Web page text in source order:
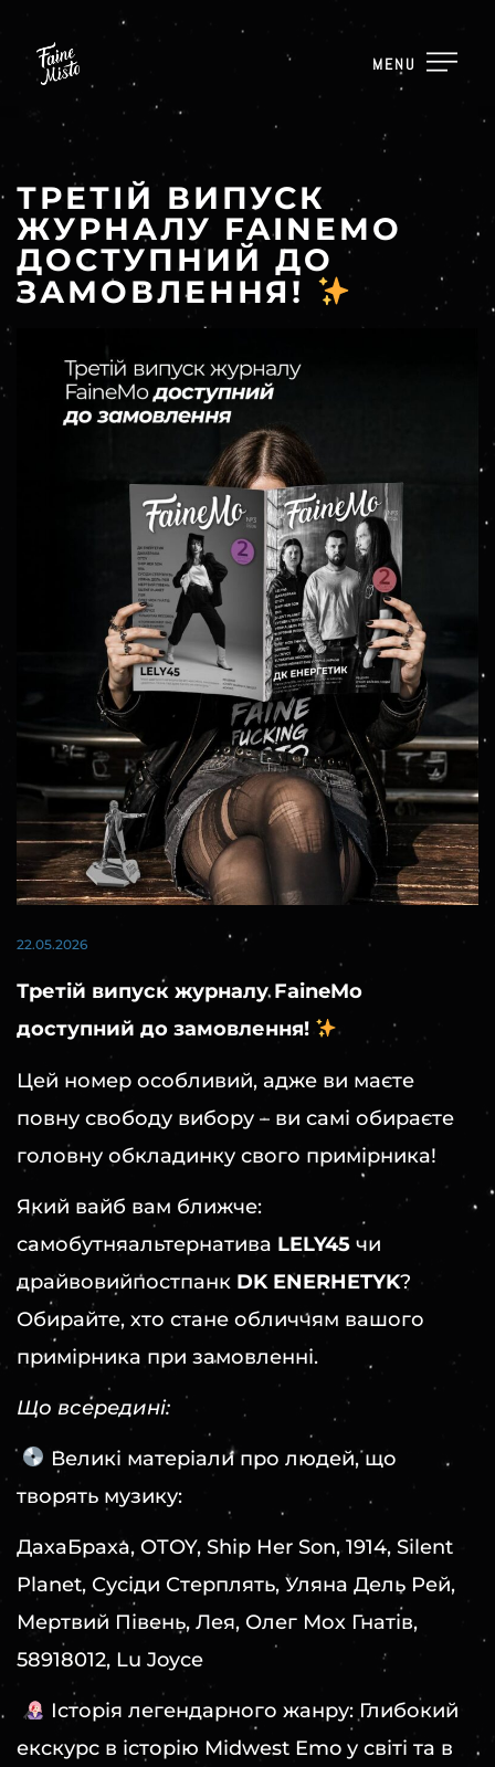
MENU
ТРЕТІЙ ВИПУСК
ЖУРНАЛУ FAINEMO
ДОСТУПНИЙ ДО
ЗАМОВЛЕННЯ!
22.05.2026
Третій випуск журналу FaineMo
доступний до замовлення!
Цей номер особливий, адже ви маєте
повну свободу вибору – ви самі обираєте
головну обкладинку свого примірника!
Який вайб вам ближче:
самобутняальтернатива LELY45 чи
драйвовийпостпанк DK ENERHETYK?
Обирайте, хто стане обличчям вашого
примірника при замовленні.
Що всередині:
Великі матеріали про людей, що
творять музику:
ДахаБраха, OTOY, Ship Her Son, 1914, Silent
Planet, Сусіди Стерплять, Уляна Дель Рей,
Мертвий Півень, Лея, Олег Мох Гнатів,
58918012, Lu Joyce
Історія легендарного жанру: Глибокий
екскурс в історію Midwest Emo у світі та в